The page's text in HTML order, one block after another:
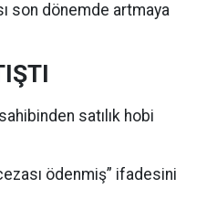
son dönemde artmaya
satılık hobi
ödenmiş” ifadesini